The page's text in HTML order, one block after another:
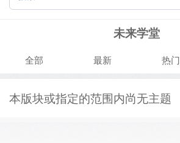
未来学堂
全部 最新 热门
本版块或指定的范围内尚无主题